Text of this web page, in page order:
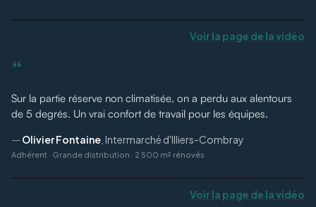
Voir la page de la vidéo
“
Sur la partie réserve non climatisée, on a perdu aux alentours
de 5 degrés. Un vrai confort de travail pour les équipes.
— Olivier Fontaine Intermarché d'Illiers-Combray
Adhérent · Grande distribution · 2 500 m² rénovés
Voir la page de la vidéo